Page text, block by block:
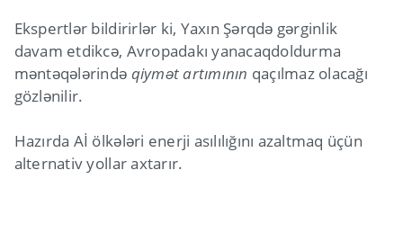
Ekspertlər bildirirlər ki, Yaxın Şərqdə gərginlik
davam etdikcə, Avropadakı yanacaqdoldurma
məntəqələrində qiymət artımının qaçılmaz olacağı
gözlənilir.
Hazırda Aİ ölkələri enerji asılılığını azaltmaq üçün
alternativ yollar axtarır.